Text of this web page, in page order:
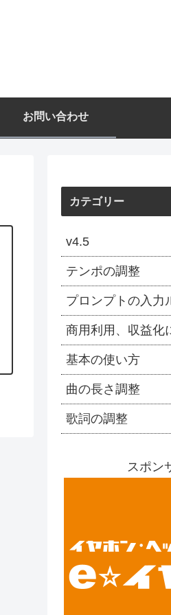
お問い合わせ
カテゴリー
v4.5
テンポの調整
プロンプトの入力
商用利用、収益化
基本の使い方
曲の長さ調整
歌詞の調整
スポン